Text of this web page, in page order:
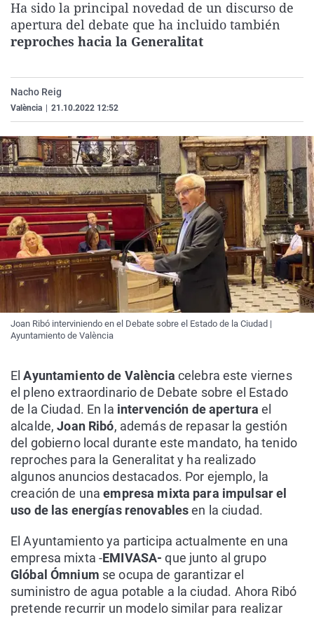
La rosa de los vientos
Gente viajera
Caso
Retornados
Extremadura
Galicia
Virales
Televisión
Ha sido la principal novedad de un discurso de
apertura del debate que ha incluido también
reproches hacia la Generalitat
Nacho Reig
València 21.10.2022 12:52
Joan Ribó interviniendo en el Debate sobre el Estado de la Ciudad |
Ayuntamiento de València
ElAyuntamiento de València celebra este viernes
el pleno extraordinario de Debate sobre el Estado
de la Ciudad. En la intervención de apertura el
alcalde,Joan Ribó, además de repasar la gestión
del gobierno local durante este mandato, ha tenido
reproches para la Generalitat y ha realizado
algunos anuncios destacados. Por ejemplo, la
creación de unaempresa mixta para impulsar el
uso de las energías renovablesen la ciudad.
El Ayuntamiento ya participa actualmente en una
empresa mixta -EMIVASA- que junto al grupo
Glóbal Ómnium se ocupa de garantizar el
suministro de agua potable a la ciudad. Ahora Ribó
pretende recurrir un modelo similar para realizar